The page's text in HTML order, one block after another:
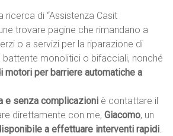
ricerca di “Assistenza Casit
trovare pagine che rimandano a
o a servizi per la riparazione di
monolitici o bifacciali, nonché
motori per barriere automatiche a
e senza complicazioni è contattare il
direttamente con me,Giacomo, un
a effettuare interventi rapidi.